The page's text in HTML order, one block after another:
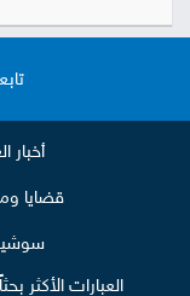
أخبار
قضايا
العبارات الأكثر بحثاً